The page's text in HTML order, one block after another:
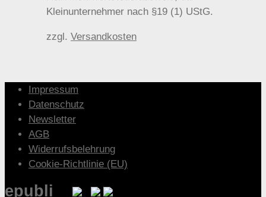
Kleinunternehmer nach §19 (1) UStG.
zzgl. Versandkosten
Impressum
Datenschutz
Newsletter
AGB
Widerrufsbelehrung
Cookie-Richtlinie (EU)
epubli